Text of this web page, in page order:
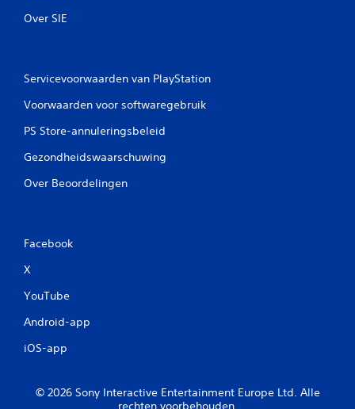
Over SIE
Servicevoorwaarden van PlayStation
Voorwaarden voor softwaregebruik
PS Store-annuleringsbeleid
Gezondheidswaarschuwing
Over Beoordelingen
Facebook
X
YouTube
Android-app
iOS-app
© 2026 Sony Interactive Entertainment Europe Ltd. Alle
rechten voorbehouden.